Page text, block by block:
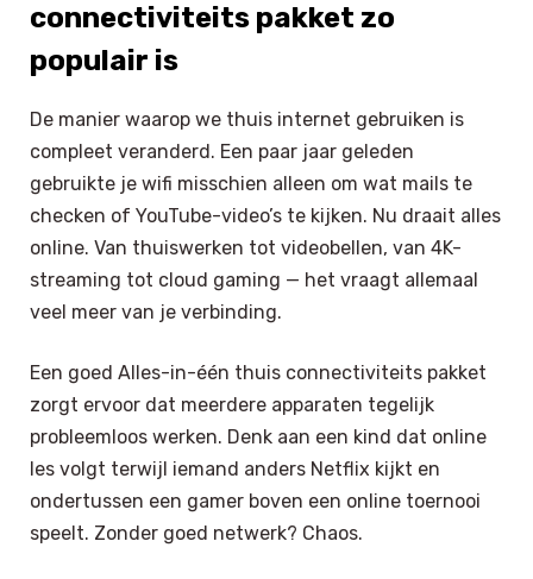
connectiviteits pakket zo
populair is
De manier waarop we thuis internet gebruiken is
compleet veranderd. Een paar jaar geleden
gebruikte je wifi misschien alleen om wat mails te
checken of YouTube-video’s te kijken. Nu draait alles
online. Van thuiswerken tot videobellen, van 4K-
streaming tot cloud gaming — het vraagt allemaal
veel meer van je verbinding.
Een goed Alles-in-één thuis connectiviteits pakket
zorgt ervoor dat meerdere apparaten tegelijk
probleemloos werken. Denk aan een kind dat online
les volgt terwijl iemand anders Netflix kijkt en
ondertussen een gamer boven een online toernooi
speelt. Zonder goed netwerk? Chaos.